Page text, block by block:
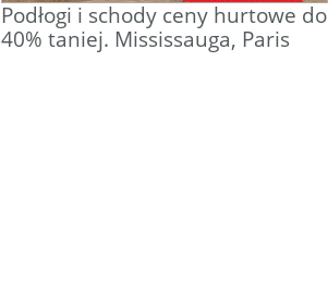
Podłogi i schody ceny hurtowe do
40% taniej. Mississauga, Paris